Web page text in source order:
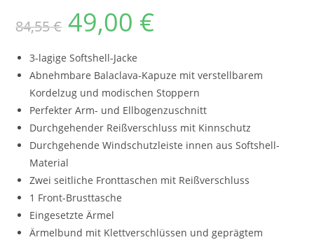
84,55€
Ursprünglicher
Preis
war:
49,00 €
3-lagige Softshell-Jacke
Abnehmbare Balaclava-Kapuze mit verstellbarem
Kordelzug und modischen Stoppern
Perfekter Arm- und Ellbogenzuschnitt
Durchgehender Reißverschluss mit Kinnschutz
Durchgehende Windschutzleiste innen aus Softshell-
Material
Zwei seitliche Fronttaschen mit Reißverschluss
1 Front-Brusttasche
Eingesetzte Ärmel
Ärmelbund mit Klettverschlüssen und geprägtem